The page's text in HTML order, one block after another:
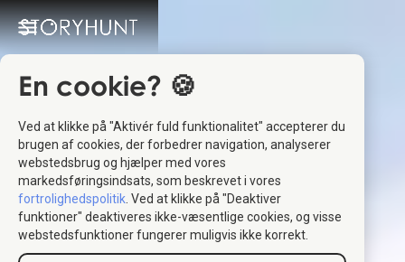
En cookie? 🍪
Ved at klikke på "Aktivér fuld funktionalitet" accepterer du
brugen af cookies, der forbedrer navigation, analyserer
webstedsbrug og hjælper med vores
markedsføringsindsats, som beskrevet i vores
fortrolighedspolitik . Ved at klikke på "Deaktiver
funktioner" deaktiveres ikke-væsentlige cookies, og visse
webstedsfunktioner fungerer muligvis ikke korrekt.